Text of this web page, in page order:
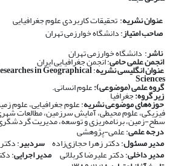
عنوان نشریه: تحقیقات کاربردی علوم جغرافیایی
صاحب امتیاز: دانشگاه خوارزمی تهران
ناشر: دانشگاه خوارزمی تهران
انجمن علمی حامی: انجمن جغرافیایی ایران
عنوان انگلیسی نشریه: Journal of
in Geographical
Sciences
گروه علمی (موضوعی):علوم انسانی.
زیر گروه:جغرافیا
حوزه‌های موضوعی نشریه: علوم جغرافیایی، علوم
فیزیکی، علوم محیطی، آمایش سرزمین، مطالعات
سطح-زمین، برنامه‌ریزی و توسعه، مدیریت
درجه علمی: علمی-پژوهشی
مدیر مسئول: دکتر زهرا حجازی‌زاده سردبیر:
مدیر داخلی: دکتر علیرضا کربلائی مدیر اجرایی: